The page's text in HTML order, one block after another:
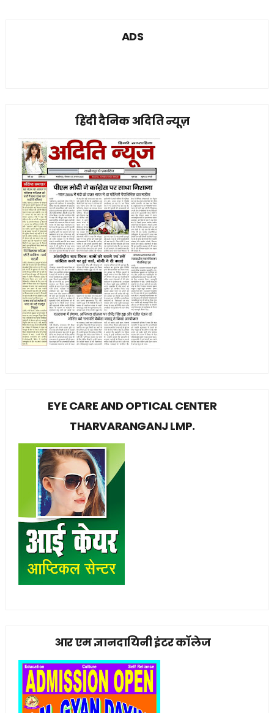
ADS
हिंदी दैनिक अदिति न्यूज़
EYE CARE AND OPTICAL CENTER
THARVARANGANJ LMP.
आर एम ज्ञानदायिनी इंटर कॉलेज